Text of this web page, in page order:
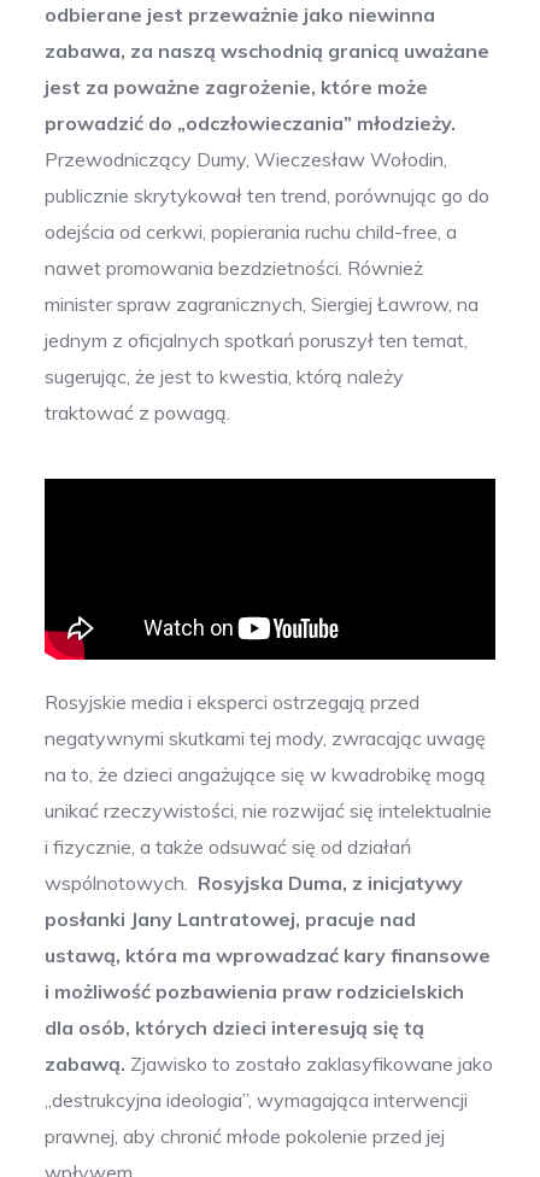
odbierane jest przeważnie jako niewinna
zabawa, za naszą wschodnią granicą uważane
jest za poważne zagrożenie, które może
prowadzić do „odczłowieczania” młodzieży.
Przewodniczący Dumy, Wieczesław Wołodin,
publicznie skrytykował ten trend, porównując go do
odejścia od cerkwi, popierania ruchu child-free, a
nawet promowania bezdzietności. Również
minister spraw zagranicznych, Siergiej Ławrow, na
jednym z oficjalnych spotkań poruszył ten temat,
sugerując, że jest to kwestia, którą należy
traktować z powagą.
Rosyjskie media i eksperci ostrzegają przed
negatywnymi skutkami tej mody, zwracając uwagę
na to, że dzieci angażujące się w kwadrobikę mogą
unikać rzeczywistości, nie rozwijać się intelektualnie
i fizycznie, a także odsuwać się od działań
wspólnotowych.
Rosyjska Duma, z inicjatywy
posłanki Jany Lantratowej, pracuje nad
ustawą, która ma wprowadzać kary finansowe
i możliwość pozbawienia praw rodzicielskich
dla osób, których dzieci interesują się tą
zabawą. Zjawisko to zostało zaklasyfikowane jako
„destrukcyjna ideologia”, wymagająca interwencji
prawnej, aby chronić młode pokolenie przed jej
wpływem.